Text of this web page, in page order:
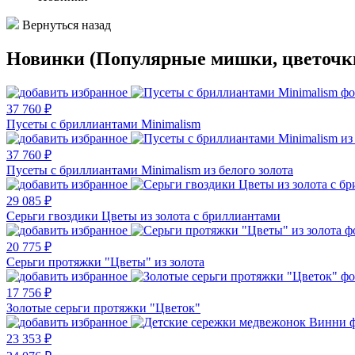
Вернуться назад
Новинки (Популярные мишки,
37 760 ₽
Пусеты с бриллиантами Minimalism
37 760 ₽
Пусеты с бриллиантами Minimalism из белого золота
29 085 ₽
Серьги гвоздики Цветы из золота с бриллиантами
20 775 ₽
Серьги протяжки "Цветы" из золота
17 756 ₽
Золотые серьги протяжки "Цветок"
23 353 ₽